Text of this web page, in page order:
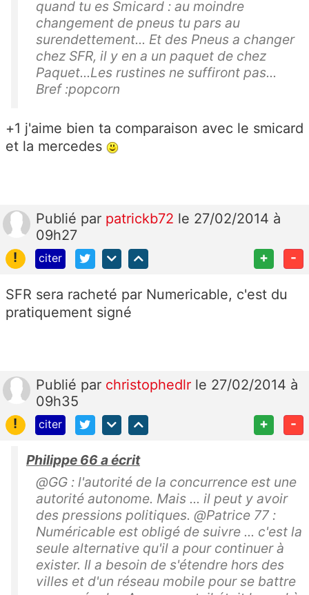
quand tu es Smicard : au moindre
changement de pneus tu pars au
surendettement... Et des Pneus a changer
chez SFR, il y en a un paquet de chez
Paquet...Les rustines ne suffiront pas...
Bref :popcorn
+1 j'aime bien ta comparaison avec le smicard
et la mercedes
Publié par patrickb72 le 27/02/2014 à
09h27
!
citer + -
SFR sera racheté par Numericable, c'est du
pratiquement signé
Publié par christophedlr le 27/02/2014 à
09h35
!
citer + -
Philippe 66 a écrit
@GG : l'autorité de la concurrence est une
autorité autonome. Mais ... il peut y avoir
des pressions politiques. @Patrice 77 :
Numéricable est obligé de suivre ... c'est la
seule alternative qu'il a pour continuer à
exister. Il a besoin de s'étendre hors des
villes et d'un réseau mobile pour se battre